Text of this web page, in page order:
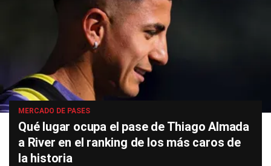
MERCADO DE PASES
Qué lugar ocupa el pase de Thiago Almada
a River en el ranking de los más caros de
la historia